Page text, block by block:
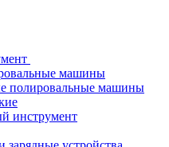
машины
полировальные машины
инструмент